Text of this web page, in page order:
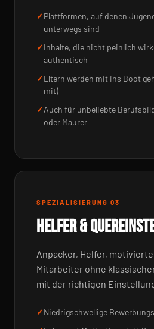
Plattformen, auf denen
unterwegs sind
Inhalte, die nicht peinlich
authentisch
Eltern werden mit ins Boot
mit)
Auch für unbeliebte
oder Maurer
SPEZIALISIERUNG 03
HELFER &
Anpacker, Helfer,
Mitarbeiter ohne
mit der richtigen
Niedrigschwellige